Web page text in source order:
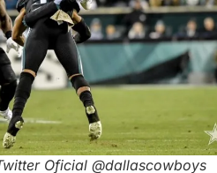
Oficial @dallascowboys